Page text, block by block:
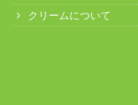
クリームについて